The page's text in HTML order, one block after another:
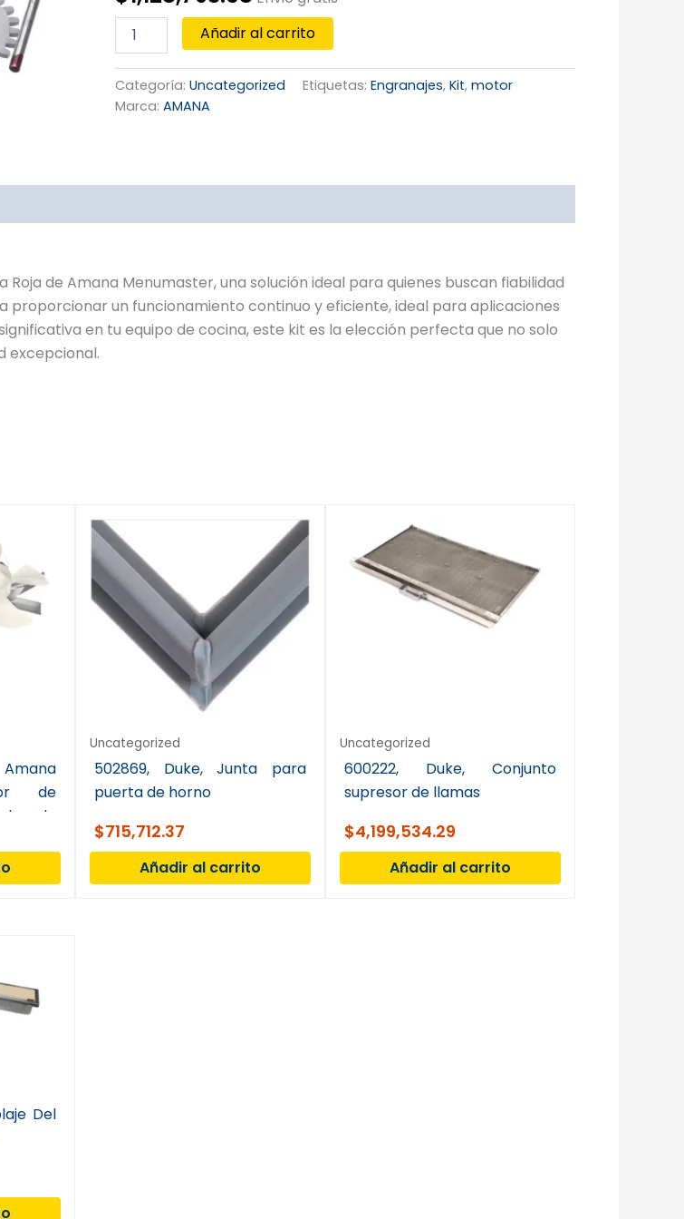
Punta
Roja
Añadir al carrito
Categoría:Uncategorized Etiquetas:Engranajes,Kit,motor
Marca:AMANA
de Amana Menumaster, una solución ideal para quienes buscan fiabilidad
proporcionar un funcionamiento continuo y eficiente, ideal para aplicaciones
en tu equipo de cocina, este kit es la elección perfecta que no solo
excepcional.
de
de
Uncategorized
502869, Duke, Junta para
puerta de horno
$715,712.37
Añadir al carrito
Uncategorized
600222, Duke, Conjunto
supresor de llamas
$4,199,534.29
Añadir al carrito
Del